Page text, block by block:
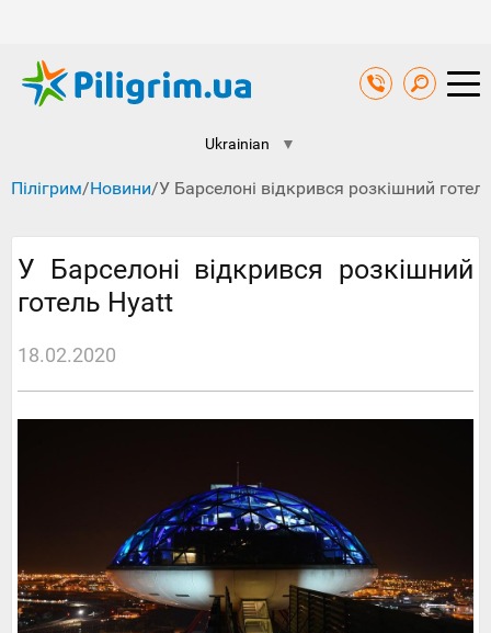
Ukrainian ▼
Пілігрим/Новини/У Барселоні відкрився розкішний
У Барселоні відкрився розкішний
готель Hyatt
18.02.2020